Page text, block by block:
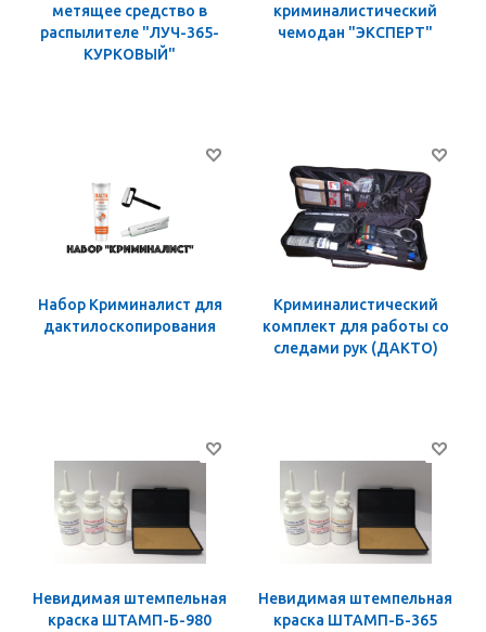
метящее средство в
распылителе "ЛУЧ-365-
КУРКОВЫЙ"
криминалистический
чемодан "ЭКСПЕРТ"
Набор Криминалист для
дактилоскопирования
Криминалистический
комплект для работы со
следами рук (ДАКТО)
Невидимая штемпельная
краска ШТАМП-Б-980
Невидимая штемпельная
краска ШТАМП-Б-365